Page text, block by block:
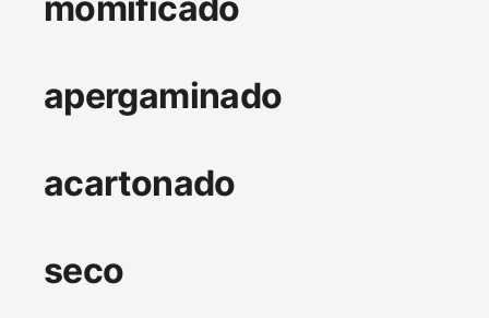
momificado
apergaminado
acartonado
seco